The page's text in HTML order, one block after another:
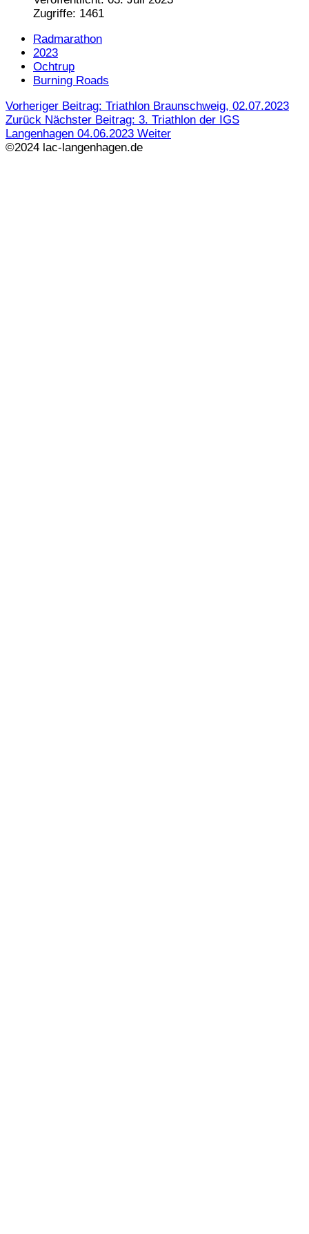
Zugriffe: 1461
Radmarathon
2023
Ochtrup
Burning Roads
Vorheriger Beitrag: Triathlon Braunschweig, 02.07.2023
Zurück Nächster Beitrag: 3. Triathlon der IGS
Langenhagen 04.06.2023 Weiter
©2024 lac-langenhagen.de